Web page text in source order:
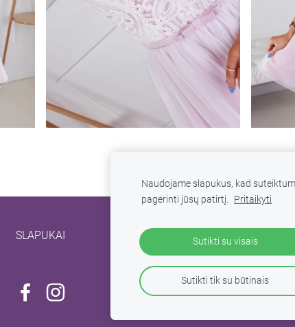
SLAPUKAI
Naudojame slapukus, kad
pagerinti jūsų patirtį. Pritaikyti
Sutikti su visais
Sutikti tik su būtinais